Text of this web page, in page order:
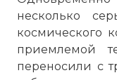
несколько
космического
приемлемой
переносили с